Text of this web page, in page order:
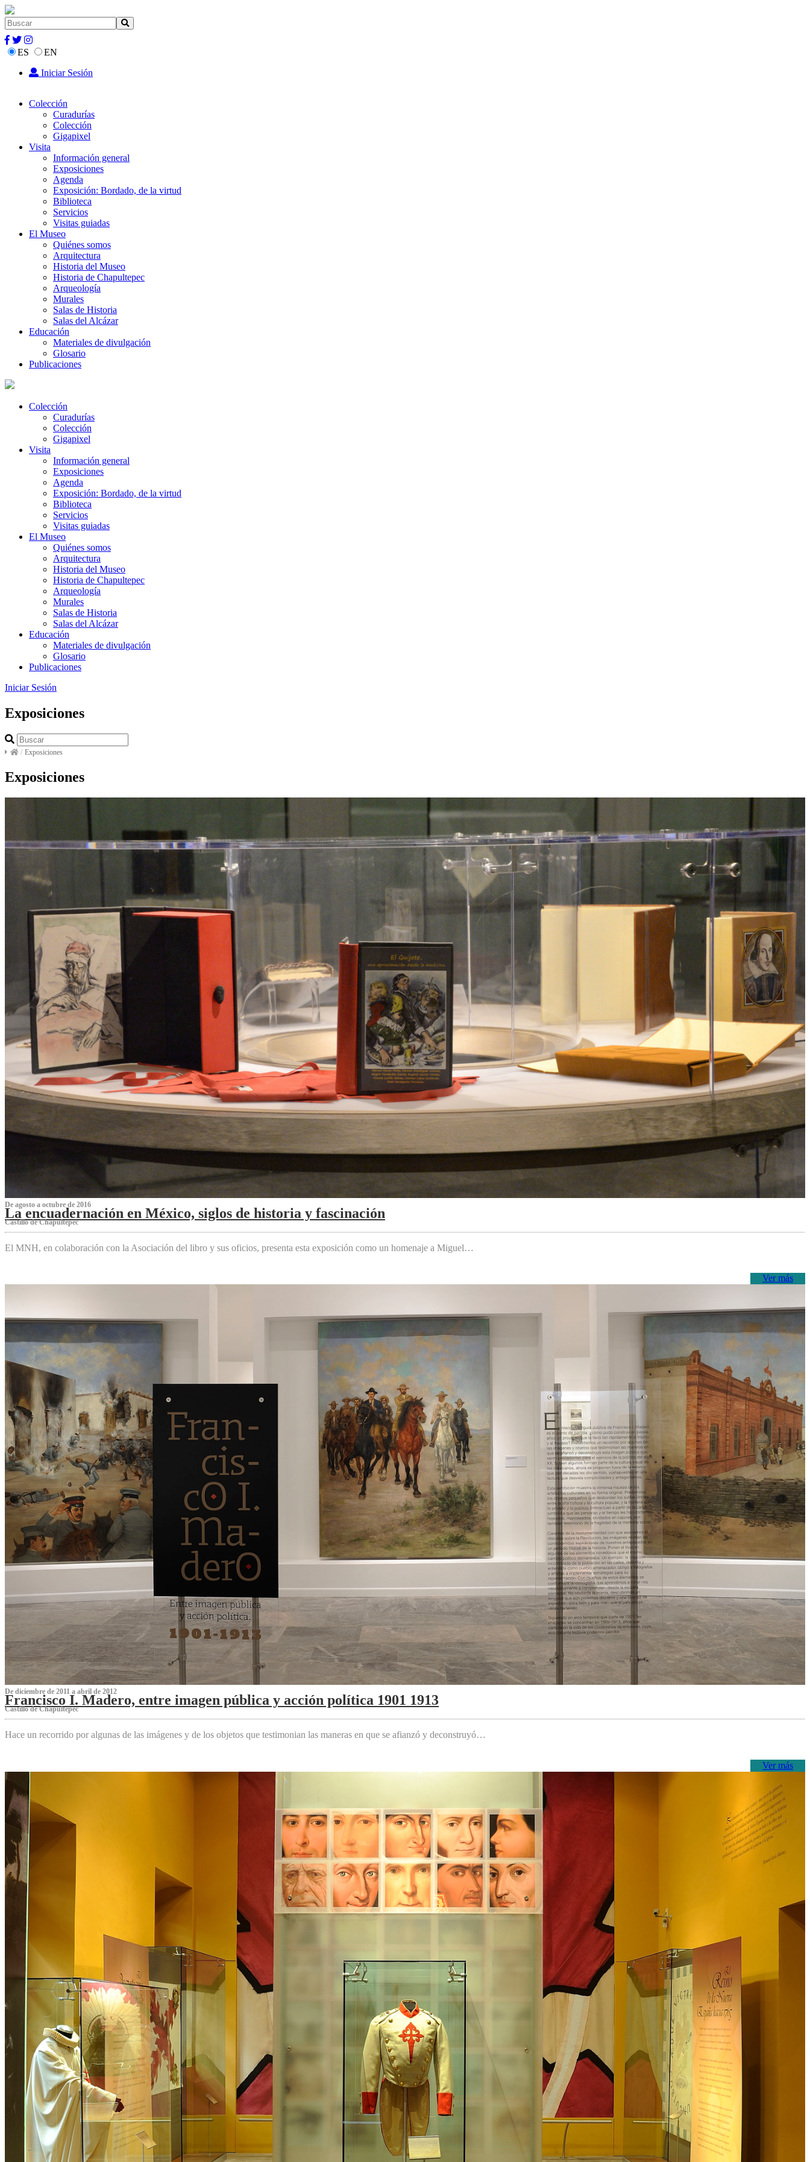
ES
EN
Iniciar Sesión
Colección
Curadurías
Colección
Gigapixel
Visita
Información general
Exposiciones
Agenda
Exposición: Bordado, de la virtud
Biblioteca
Servicios
Visitas guiadas
El Museo
Quiénes somos
Arquitectura
Historia del Museo
Historia de Chapultepec
Arqueología
Murales
Salas de Historia
Salas del Alcázar
Educación
Materiales de divulgación
Glosario
Publicaciones
Colección
Curadurías
Colección
Gigapixel
Visita
Información general
Exposiciones
Agenda
Exposición: Bordado, de la virtud
Biblioteca
Servicios
Visitas guiadas
El Museo
Quiénes somos
Arquitectura
Historia del Museo
Historia de Chapultepec
Arqueología
Murales
Salas de Historia
Salas del Alcázar
Educación
Materiales de divulgación
Glosario
Publicaciones
Iniciar Sesión
Exposiciones
/ Exposiciones
Exposiciones
De agosto a octubre de 2016
La encuadernación en México, siglos de historia y fascinación
Castillo de Chapultepec
El MNH, en colaboración con la Asociación del libro y sus oficios, presenta esta exposición como un homenaje a Miguel…
Ver más
De diciembre de 2011 a abril de 2012
Francisco I. Madero, entre imagen pública y acción política 1901 1913
Castillo de Chapultepec
Hace un recorrido por algunas de las imágenes y de los objetos que testimonian las maneras en que se afianzó y deconstruyó…
Ver más